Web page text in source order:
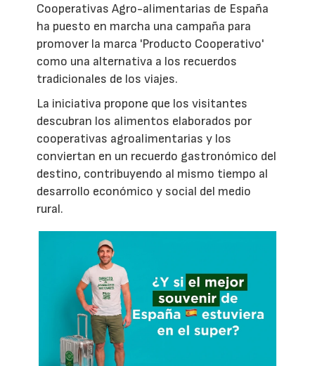
Cooperativas Agro-alimentarias de España
ha puesto en marcha una campaña para
promover la marca 'Producto Cooperativo'
como una alternativa a los recuerdos
tradicionales de los viajes.
La iniciativa propone que los visitantes
descubran los alimentos elaborados por
cooperativas agroalimentarias y los
conviertan en un recuerdo gastronómico del
destino, contribuyendo al mismo tiempo al
desarrollo económico y social del medio
rural.